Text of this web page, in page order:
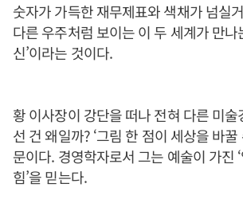
숫자가 가득한 재무제표와 색채가 넘실
다른 우주처럼 보이는 이 두 세계가 만나
신’이라는 것이다.
황 이사장이 강단을 떠나 전혀 다른 미
선 건 왜일까? ‘그림 한 점이 세상을 바꿀
문이다. 경영학자로서 그는 예술이 가진
힘’을 믿는다.